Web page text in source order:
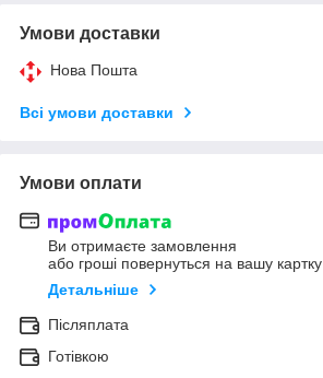
Умови доставки
Нова Пошта
Всі умови доставки
Умови оплати
Ви отримаєте замовлення
або гроші повернуться на вашу картку
Детальніше
Післяплата
Готівкою